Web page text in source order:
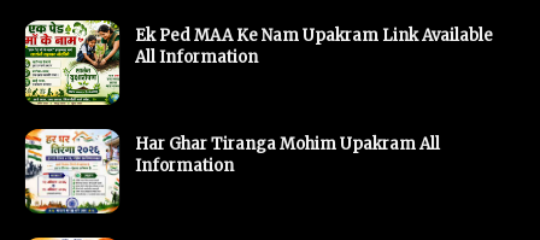
Ek Ped MAA Ke Nam Upakram Link Available
All Information
Har Ghar Tiranga Mohim Upakram All
Information